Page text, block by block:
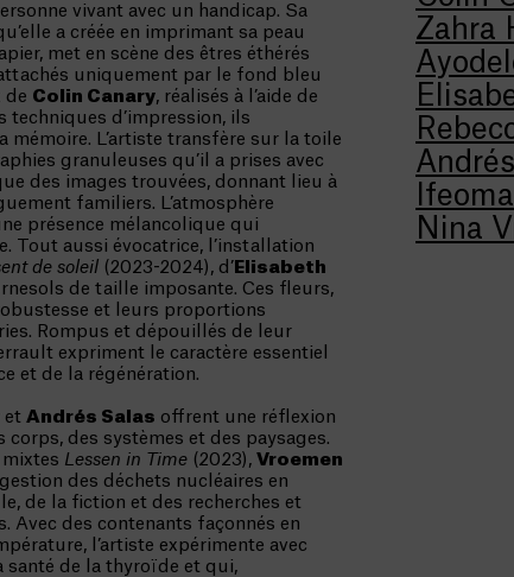
vivant avec un handicap. Sa
a créée en imprimant sa peau
met en scène des êtres éthérés
uniquement par le fond bleu
de Colin Canary, réalisés à l’aide de
techniques d’impression, ils
mémoire. L’artiste transfère sur la toile
granuleuses qu’il a prises avec
des images trouvées, donnant lieu à
familiers. L’atmosphère
présence mélancolique qui
Tout aussi évocatrice, l’installation
de soleil (2023-2024), d’ Elisabeth
de taille imposante. Ces fleurs,
et leurs proportions
Rompus et dépouillés de leur
expriment le caractère essentiel
et de la régénération.
et Andrés Salas offrent une réflexion
des systèmes et des paysages.
Lessen in Time (2023), Vroemen
des déchets nucléaires en
de la fiction et des recherches et
Avec des contenants façonnés en
l’artiste expérimente avec
santé de la thyroïde et qui,
Zahra
Nina